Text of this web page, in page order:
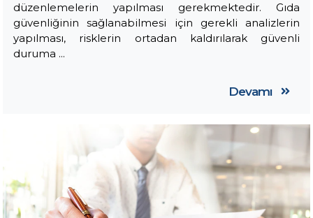
düzenlemelerin yapılması gerekmektedir. Gıda
güvenliğinin sağlanabilmesi için gerekli analizlerin
yapılması, risklerin ortadan kaldırılarak güvenli
duruma ...
Devamı